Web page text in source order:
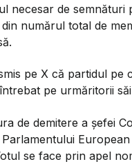
necesar de semnături
din numărul total de
pe X că partidul
pe urmăritorii
de demitere a șefei
se face prin apel